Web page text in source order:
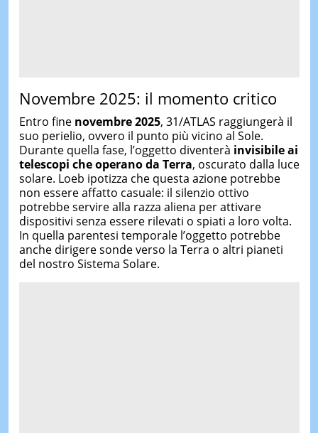
Novembre 2025: il momento critico
Entro fine novembre 2025, 31/ATLAS raggiungerà il
suo perielio, ovvero il punto più vicino al Sole.
Durante quella fase, l’oggetto diventerà invisibile ai
telescopi che operano da Terra, oscurato dalla luce
solare. Loeb ipotizza che questa azione potrebbe
non essere affatto casuale: il silenzio ottivo
potrebbe servire alla razza aliena per attivare
dispositivi senza essere rilevati o spiati a loro volta.
In quella parentesi temporale l’oggetto potrebbe
anche dirigere sonde verso la Terra o altri pianeti
del nostro Sistema Solare.